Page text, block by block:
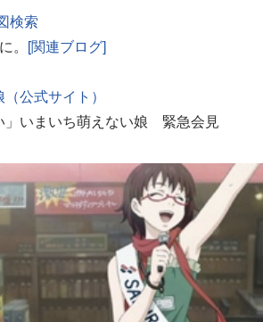
検索
。 [関連ブログ]
公式サイト）
」いまいち萌えない娘 緊急会見